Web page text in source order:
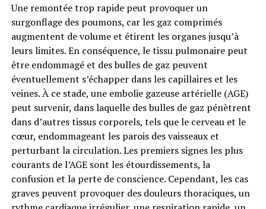
Une remontée trop rapide peut provoquer un
surgonflage des poumons, car les gaz comprimés
augmentent de volume et étirent les organes jusqu’à
leurs limites. En conséquence, le tissu pulmonaire peut
être endommagé et des bulles de gaz peuvent
éventuellement s’échapper dans les capillaires et les
veines. À ce stade, une embolie gazeuse artérielle (AGE)
peut survenir, dans laquelle des bulles de gaz pénètrent
dans d’autres tissus corporels, tels que le cerveau et le
cœur, endommageant les parois des vaisseaux et
perturbant la circulation. Les premiers signes les plus
courants de l’AGE sont les étourdissements, la
confusion et la perte de conscience. Cependant, les cas
graves peuvent provoquer des douleurs thoraciques, un